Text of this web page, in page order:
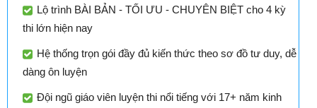
Lộ trình BÀI BẢN - TỐI ƯU - CHUYÊN BIỆT cho 4 kỳ
thi lớn hiện nay
Hệ thống trọn gói đầy đủ kiến thức theo sơ đồ tư duy, dễ
dàng ôn luyện
Đội ngũ giáo viên luyện thi nổi tiếng với 17+ năm kinh